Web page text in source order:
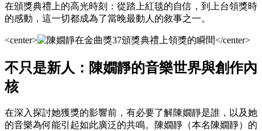
在頒獎典禮上的高光時刻：從踏上紅毯的自信，到上台領獎時
的感動，這一切都成為了當晚最動人的敘事之一。
<center> </center>
不只是新人：陳嫺靜的音樂世界與創作內
核
在深入探討她獲獎的影響前，有必要了解陳嫺靜是誰，以及她
的音樂為何能引起如此廣泛的共鳴。陳嫺靜（本名陳嫺靜）的